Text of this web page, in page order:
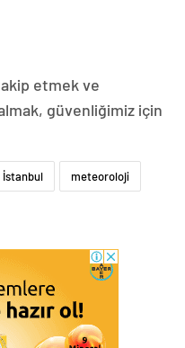
etmek ve
güvenliğimiz için
İstanbul meteoroloji